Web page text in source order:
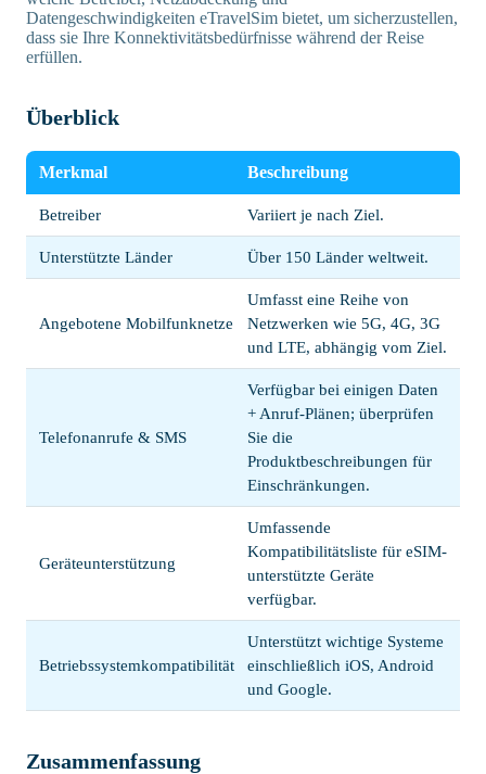
Datengeschwindigkeiten eTravelSim bietet, um sicherzustellen,
dass sie Ihre Konnektivitätsbedürfnisse während der Reise
erfüllen.
Überblick
Merkmal Beschreibung
Betreiber Variiert je nach Ziel.
Unterstützte Länder Über 150 Länder weltweit.
Angebotene Mobilfunknetze
Umfasst eine Reihe von
Netzwerken wie 5G, 4G, 3G
und LTE, abhängig vom Ziel.
Telefonanrufe & SMS
Verfügbar bei einigen Daten
+ Anruf-Plänen; überprüfen
Sie die
Produktbeschreibungen für
Einschränkungen.
Geräteunterstützung
Umfassende
Kompatibilitätsliste für eSIM-
unterstützte Geräte
verfügbar.
Betriebssystemkompatibilität
Unterstützt wichtige Systeme
einschließlich iOS, Android
und Google.
Zusammenfassung